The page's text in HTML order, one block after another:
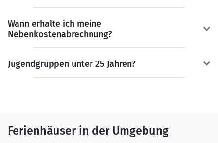
Wann erhalte ich meine
Nebenkostenabrechnung?
Jugendgruppen unter 25 Jahren?
Ferienhäuser in der Umgebung